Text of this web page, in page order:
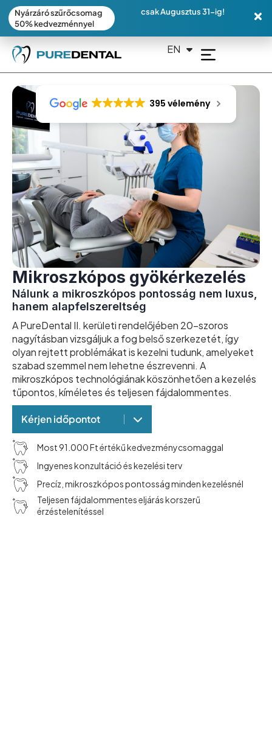
EN
DE
Mikroszkópos gyökérkezelés
Nálunk a mikroszkópos pontosság nem luxus,
hanem alapfelszereltség
A PureDental II. kerületi rendelőjében 20-szoros
nagyításban vizsgáljuk a fog belső szerkezetét, így
olyan rejtett problémákat is kezelni tudunk, amelyeket
szabad szemmel nem lehetne észrevenni. A
mikroszkópos technológiának köszönhetően a kezelés
tűpontos, kíméletes és teljesen fájdalommentes.
Kérjen időpontot
Most 91.000 Ft értékű kedvezménycsomaggal
Ingyenes konzultáció és kezelési terv
Precíz, mikroszkópos pontosság minden kezelésnél
Teljesen fájdalommentes eljárás korszerű
érzéstelenítéssel
395 vélemény
Nyárzáró szűrőcsomag
50% kedvezménnyel
csak Augusztus 31-ig!